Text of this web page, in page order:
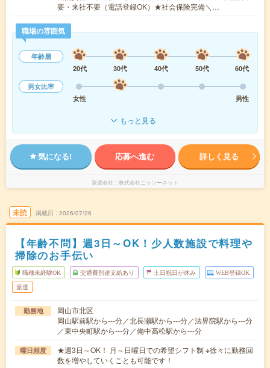
要・来社不要（電話登録OK）★社会保険完備＼…
職場の雰囲気
年齢層
20代
30代 40代 50代
60代
男女比率
女性
男性
もっと見る
気になる! 応募へ進む 詳しく見る
派遣会社 株式会社ニッソーネット
未読 掲載日 2026/07/26
【年齢不問】週3日～OK！少人数施設で料理や
掃除のお手伝い
職種未経験OK 交通費別途支給あり 土日祝日が休み WEB登録OK
派遣
勤務地
岡山市北区
岡山駅前駅から---分／北長瀬駅から---分／法界院駅から---分
／東中央町駅から---分／備中高松駅から---分
曜日頻度
★週3日～OK！ 月～日曜日での希望シフト制 ※徐々に勤務回
数を増やしていくことも可能です！